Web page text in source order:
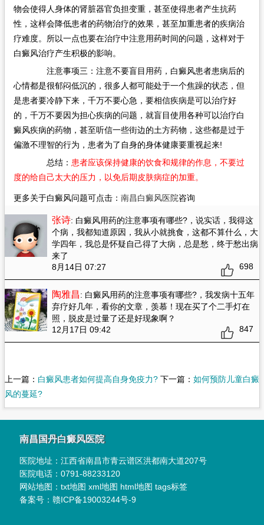
物会使得人身体的肾脏器官负担变重，甚至使得患者产生抗药
性，这样会降低患者的药物治疗的效果，甚至加重患者的疾病治
疗难度。所以一点也要在治疗中注意用药时间的问题，这样对于
白癜风治疗产生积极的影响。
注意事项三：注意不要盲目用药，白癜风患者患病后的
心情都是很郁闷低沉的，很多人都可能处于一个焦躁的状态，但
是患者要冷静下来，千万不要心急，要相信疾病是可以治疗好
的，千万不要因为担心疾病的问题，就盲目使用各种可以治疗白
癜风疾病的药物，甚至听信一些街边的土方药物，这些都是过于
偏激不理智的行为，患者为了自身的身体健康要重视起来!
总结： 患者应该保持健康的饮食和规律的作息，不要过
度的给自己太大的压力，以免后期皮肤病症的加重。
更多关于白癜风问题可点击： 南昌白癜风医院咨询
张诗: 白癜风用药的注意事项有哪些?，说实话，我得这
个病，我都知道原因，我从小就挑食，这都不算什么，大
学四年，我总是怀疑自己得了大病，总是愁，终于愁出病
来了
8月14日 07:27
698
陶雅昌: 白癜风用药的注意事项有哪些?，我发病十五年
弃疗好几年，看你的文章，羡慕！现在买了个二手灯在
照，脱皮是过量了还是好现象啊？
12月17日 09:42
847
上一篇： 白癜风患者如何提高自身免疫力?下一篇： 如何预防儿童白癜
风的蔓延?
南昌国丹白癜风医院
医院地址：江西省南昌市青云谱区洪都南大道207号
医院电话：0791-88233120
网站地图：txt地图 xml地图 html地图 tags标签
备案号：赣ICP备19003244号-9